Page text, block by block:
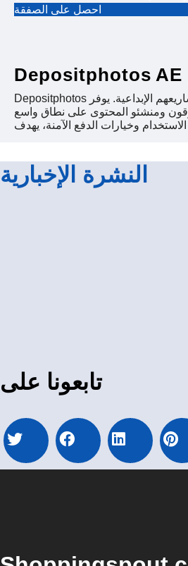
احصل على الصفقة
Depositphotos منصة وسائط متعددة تتيح للمستخدمين البحث عن صور وفيديوهات ورسومات وموسيقى عالية الجودة وخالية من حقوق الملكية الفكرية، وترخيصها لاستخدامها في مشاريعهم الإبداعية. يوفر
ومنشئو المحتوى على نطاق واسع
النشرة الإخبارية
تابعونا على